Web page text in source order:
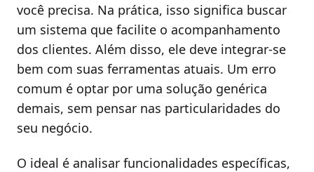
você precisa. Na prática, isso significa buscar
um sistema que facilite o acompanhamento
dos clientes. Além disso, ele deve integrar-se
bem com suas ferramentas atuais. Um erro
comum é optar por uma solução genérica
demais, sem pensar nas particularidades do
seu negócio.
O ideal é analisar funcionalidades específicas,